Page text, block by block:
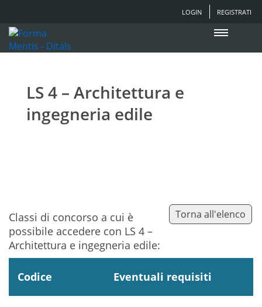
LOGIN REGISTRATI
LS 4 – Architettura e
ingegneria edile
Torna all'elenco
Classi di concorso a cui è
possibile accedere con LS 4 –
Architettura e ingegneria edile:
Codice Eventuali requisiti